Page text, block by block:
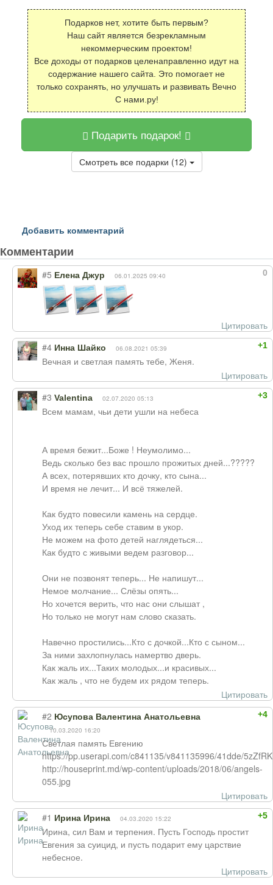
Подарков нет, хотите быть первым?
Наш сайт является безрекламным
некоммерческим проектом!
Все доходы от подарков целенаправленно идут на
содержание нашего сайта. Это помогает не
только сохранять, но улучшать и развивать Вечно
С нами.ру!
Подарить подарок!
Смотреть все подарки (12)
Добавить комментарий
Комментарии
0
#5 Елена Джур 06.01.2025 09:40
Цитировать
+1
#4 Инна Шайко 06.08.2021 05:39
Вечная и светлая память тебе, Женя.
Цитировать
+3
#3 Valentina 02.07.2020 05:13
Всем мамам, чьи дети ушли на небеса
А время бежит...Боже ! Неумолимо...
Ведь сколько без вас прошло прожитых дней...?????
А всех, потерявших кто дочку, кто сына...
И время не лечит... И всё тяжелей.
Как будто повесили камень на сердце.
Уход их теперь себе ставим в укор.
Не можем на фото детей наглядеться...
Как будто с живыми ведем разговор...
Они не позвонят теперь... Не напишут...
Немое молчание... Слёзы опять...
Но хочется верить, что нас они слышат ,
Но только не могут нам слово сказать.
Навечно простились...Кто с дочкой...Кто с сыном...
За ними захлопнулась намертво дверь.
Как жаль их...Таких молодых...и красивых...
Как жаль , что не будем их рядом теперь.
Цитировать
+4
#2 Юсупова Валентина Анатольевна
10.03.2020 16:20
Светлая память Евгению
https://pp.userapi.com/c841135/v841135996/41dde/
http://houseprint.md/wp-content/uploads/2018/06/angels-
055.jpg
Цитировать
+5
#1 Ирина Ирина 04.03.2020 15:22
Ирина, сил Вам и терпения. Пусть Господь простит
Евгения за суицид, и пусть подарит ему царствие
небесное.
Цитировать